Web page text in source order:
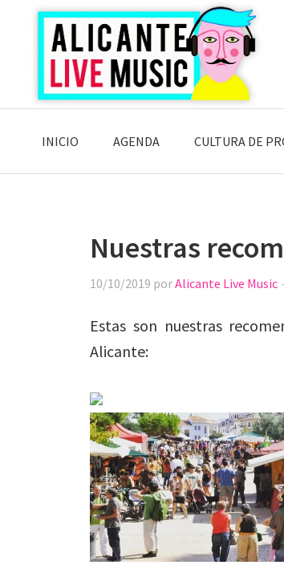
Saltar
navegación
principal
Saltar
contenido
principal
Saltar
lateral
principalINICIO AGENDA CULTURA DE
Nuestras
10/10/2019 porAlicante Live Music
Estas son nuestras
Alicante: